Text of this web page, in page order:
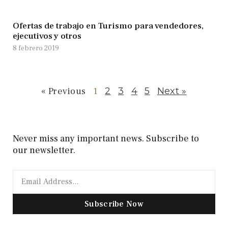
Ofertas de trabajo en Turismo para vendedores,
ejecutivos y otros
8 febrero 2019
« Previous 1 2 3 4 5 Next »
Never miss any important news. Subscribe to
our newsletter.
Subscribe Now